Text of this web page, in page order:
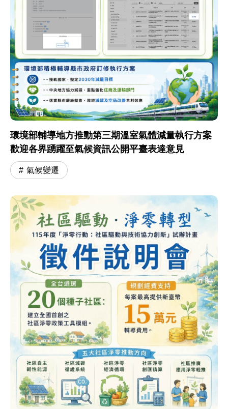
環境部輔導地方推動第三期溫室氣體減量執行方案
歡迎各界踴躍至氣候資訊公開平臺表達意見
氣候變遷